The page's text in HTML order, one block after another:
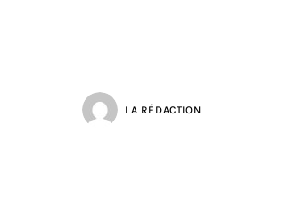
LA RÉDACTION